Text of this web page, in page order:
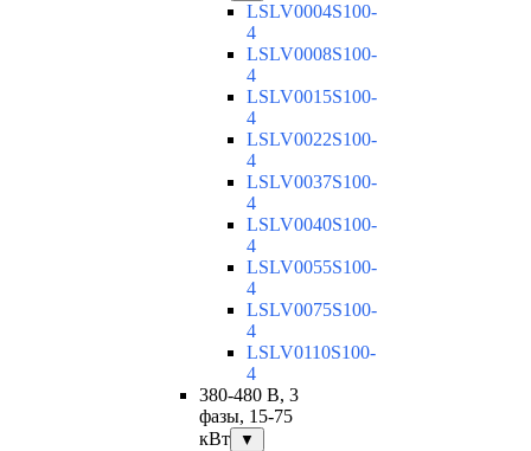
LSLV0004S100-
4
LSLV0008S100-
4
LSLV0015S100-
4
LSLV0022S100-
4
LSLV0037S100-
4
LSLV0040S100-
4
LSLV0055S100-
4
LSLV0075S100-
4
LSLV0110S100-
4
380-480 В, 3
фазы, 15-75
кВт
▼